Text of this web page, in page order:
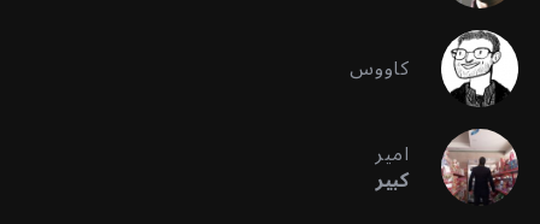
کاووس
امیر
کبیر